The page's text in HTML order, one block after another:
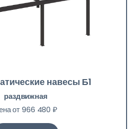
навесы Б1
раздвижная
от 966 480 ₽